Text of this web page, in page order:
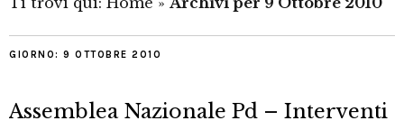
GIORNO: 9 OTTOBRE 2010
Assemblea Nazionale Pd – Interventi